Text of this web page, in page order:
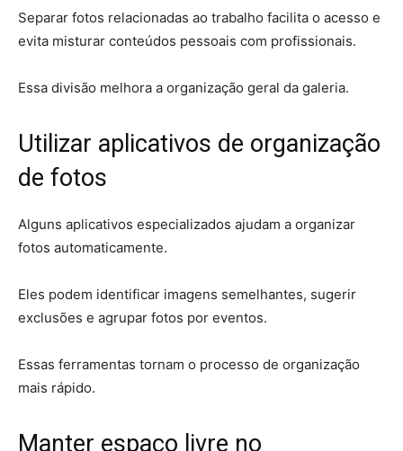
Separar fotos relacionadas ao trabalho facilita o acesso e
evita misturar conteúdos pessoais com profissionais.
Essa divisão melhora a organização geral da galeria.
Utilizar aplicativos de organização
de fotos
Alguns aplicativos especializados ajudam a organizar
fotos automaticamente.
Eles podem identificar imagens semelhantes, sugerir
exclusões e agrupar fotos por eventos.
Essas ferramentas tornam o processo de organização
mais rápido.
Manter espaço livre no